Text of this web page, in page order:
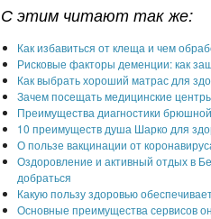
С этим читают так же:
Как избавиться от клеща и чем
Рисковые факторы деменции: как
Как выбрать хороший матрас для
Зачем посещать медицинские
Преимущества диагностики
10 преимуществ душа Шарко для
О пользе вакцинации от
Оздоровление и активный отдых в
добраться
Какую пользу здоровью
Основные преимущества сервисов